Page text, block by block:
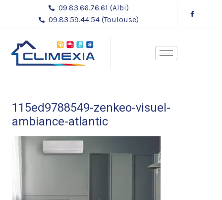
contenu
09.83.66.76.61 (Albi)
09.83.59.44.54 (Toulouse)
115ed9788549-zenkeo-visuel-
ambiance-atlantic